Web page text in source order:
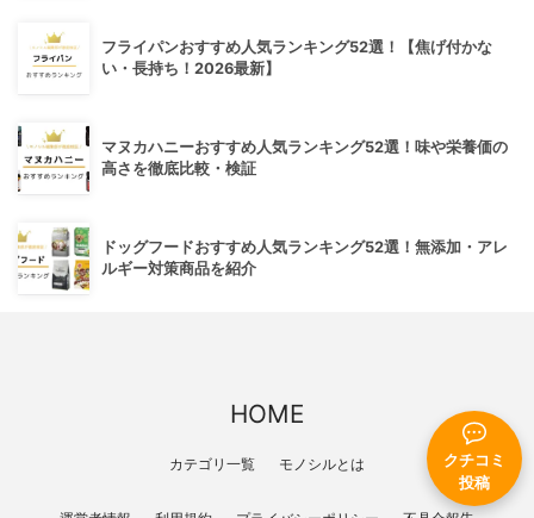
クチコミ
投稿
フライパンおすすめ人気ランキング52選！【焦げ付かな
い・長持ち！2026最新】
マヌカハニーおすすめ人気ランキング52選！味や栄養価の
高さを徹底比較・検証
ドッグフードおすすめ人気ランキング52選！無添加・アレ
ルギー対策商品を紹介
HOME
カテゴリ一覧 モノシルとは